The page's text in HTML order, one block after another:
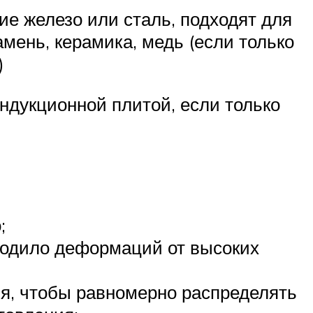
железо или сталь, подходят для
керамика, медь (если только
плитой, если только
деформаций от высоких
чтобы равномерно распределять